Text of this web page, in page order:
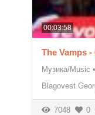
00:03:58
The Vamps
Музика/Music •
Blagovest
7048 0